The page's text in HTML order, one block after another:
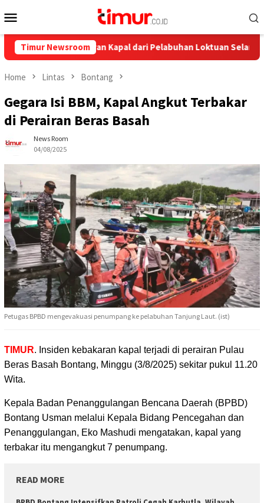
to
Menu
Timur Newsroom
Ini Pelayaran Kapal dari Pelabuhan Loktuan Selama Juli 2026
Home Lintas Bontang
Gegara Isi BBM, Kapal Angkut Terbakar
di Perairan Beras Basah
News Room
04/08/2025
Petugas BPBD mengevakuasi penumpang ke pelabuhan Tanjung Laut. (ist)
TIMUR. Insiden kebakaran kapal terjadi di perairan Pulau
Beras Basah Bontang, Minggu (3/8/2025) sekitar pukul 11.20
Wita.
Kepala Badan Penanggulangan Bencana Daerah (BPBD)
Bontang Usman melalui Kepala Bidang Pencegahan dan
Penanggulangan, Eko Mashudi mengatakan, kapal yang
terbakar itu mengangkut 7 penumpang.
READ MORE